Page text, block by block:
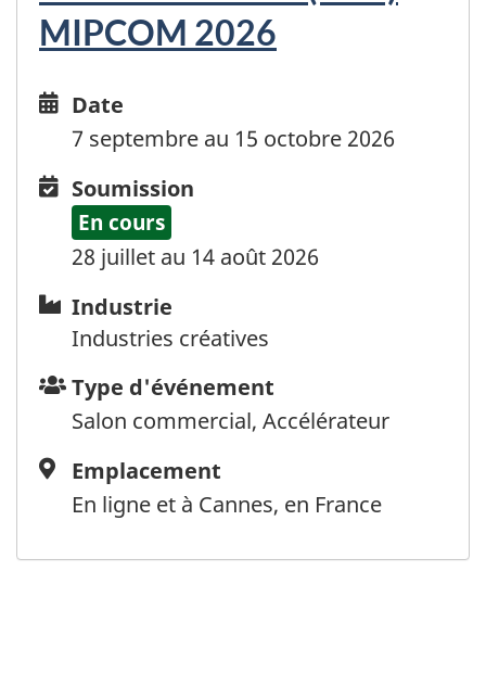
MIPCOM 2026
Date
and
Date
7 septembre au 15 octobre 2026
Soumission
Soumission
En cours
28 juillet au 14 août 2026
Industrie
Industrie
Industries créatives
Type
d'événement
Type d'événement
Salon commercial, Accélérateur
Emplacement
Emplacement
En ligne et à Cannes, en France